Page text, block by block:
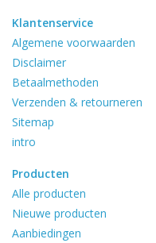
Klantenservice
Algemene voorwaarden
Disclaimer
Betaalmethoden
Verzenden & retourneren
Sitemap
intro
Producten
Alle producten
Nieuwe producten
Aanbiedingen